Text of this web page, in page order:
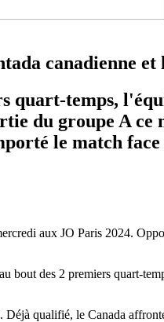
canadienne et
quart-temps,
du groupe A
le match
aux JO Paris 2024.
bout des 2 premiers quart-
qualifié, le Canada